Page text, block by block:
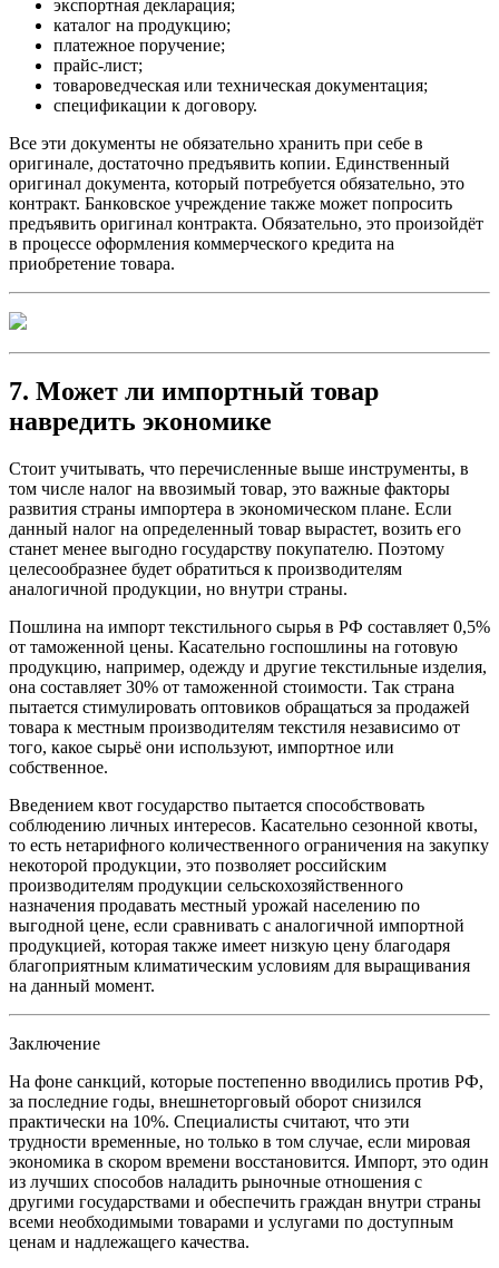
экспортная декларация;
каталог на продукцию;
платежное поручение;
прайс-лист;
товароведческая или техническая документация;
спецификации к договору.
Все эти документы не обязательно хранить при себе в
оригинале, достаточно предъявить копии. Единственный
оригинал документа, который потребуется обязательно, это
контракт. Банковское учреждение также может попросить
предъявить оригинал контракта. Обязательно, это произойдёт
в процессе оформления коммерческого кредита на
приобретение товара.
7. Может ли импортный товар
навредить экономике
Стоит учитывать, что перечисленные выше инструменты, в
том числе налог на ввозимый товар, это важные факторы
развития страны импортера в экономическом плане. Если
данный налог на определенный товар вырастет, возить его
станет менее выгодно государству покупателю. Поэтому
целесообразнее будет обратиться к производителям
аналогичной продукции, но внутри страны.
Пошлина на импорт текстильного сырья в РФ составляет 0,5%
от таможенной цены. Касательно госпошлины на готовую
продукцию, например, одежду и другие текстильные изделия,
она составляет 30% от таможенной стоимости. Так страна
пытается стимулировать оптовиков обращаться за продажей
товара к местным производителям текстиля независимо от
того, какое сырьё они используют, импортное или
собственное.
Введением квот государство пытается способствовать
соблюдению личных интересов. Касательно сезонной квоты,
то есть нетарифного количественного ограничения на закупку
некоторой продукции, это позволяет российским
производителям продукции сельскохозяйственного
назначения продавать местный урожай населению по
выгодной цене, если сравнивать с аналогичной импортной
продукцией, которая также имеет низкую цену благодаря
благоприятным климатическим условиям для выращивания
на данный момент.
Заключение
На фоне санкций, которые постепенно вводились против РФ,
за последние годы, внешнеторговый оборот снизился
практически на 10%. Специалисты считают, что эти
трудности временные, но только в том случае, если мировая
экономика в скором времени восстановится. Импорт, это один
из лучших способов наладить рыночные отношения с
другими государствами и обеспечить граждан внутри страны
всеми необходимыми товарами и услугами по доступным
ценам и надлежащего качества.